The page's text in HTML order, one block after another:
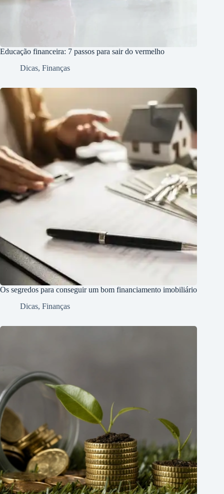
Educação financeira: 7 passos para sair do vermelho
Dicas, Finanças
Os segredos para conseguir um bom financiamento imobiliário
Dicas, Finanças